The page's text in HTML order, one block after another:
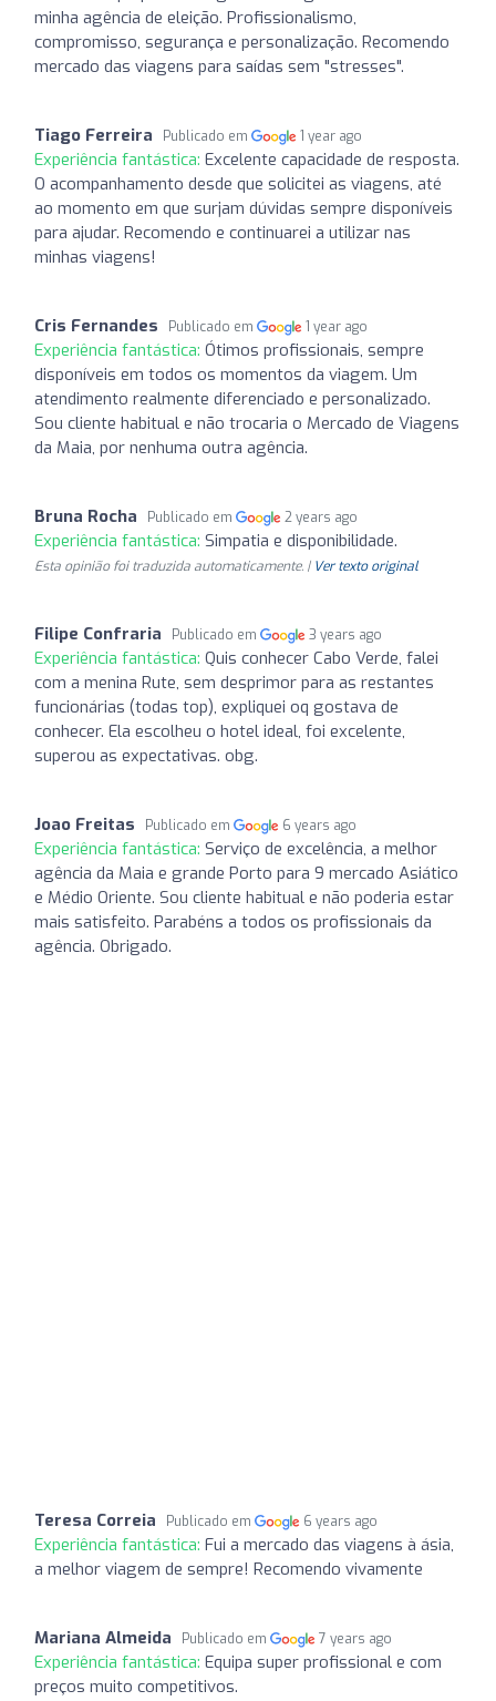
minha agência de eleição. Profissionalismo,
compromisso, segurança e personalização. Recomendo
mercado das viagens para saídas sem "stresses".
Tiago Ferreira Publicado em 1 year ago
Experiência fantástica: Excelente capacidade de resposta.
O acompanhamento desde que solicitei as viagens, até
ao momento em que surjam dúvidas sempre disponíveis
para ajudar. Recomendo e continuarei a utilizar nas
minhas viagens!
Cris Fernandes Publicado em 1 year ago
Experiência fantástica: Ótimos profissionais, sempre
disponíveis em todos os momentos da viagem. Um
atendimento realmente diferenciado e personalizado.
Sou cliente habitual e não trocaria o Mercado de Viagens
da Maia, por nenhuma outra agência.
Bruna Rocha Publicado em 2 years ago
Experiência fantástica: Simpatia e disponibilidade.
Esta opinião foi traduzida automaticamente. | Ver texto original
Filipe Confraria Publicado em 3 years ago
Experiência fantástica: Quis conhecer Cabo Verde, falei
com a menina Rute, sem desprimor para as restantes
funcionárias (todas top), expliquei oq gostava de
conhecer. Ela escolheu o hotel ideal, foi excelente,
superou as expectativas. obg.
Joao Freitas Publicado em 6 years ago
Experiência fantástica: Serviço de excelência, a melhor
agência da Maia e grande Porto para 9 mercado Asiático
e Médio Oriente. Sou cliente habitual e não poderia estar
mais satisfeito. Parabéns a todos os profissionais da
agência. Obrigado.
Teresa Correia Publicado em 6 years ago
Experiência fantástica: Fui a mercado das viagens à ásia,
a melhor viagem de sempre! Recomendo vivamente
Mariana Almeida Publicado em 7 years ago
Experiência fantástica: Equipa super profissional e com
preços muito competitivos.